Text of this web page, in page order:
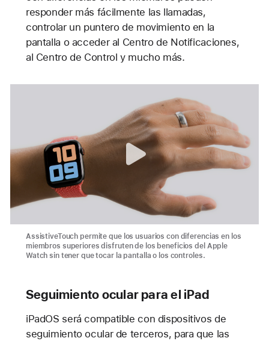
responder más fácilmente las llamadas,
controlar un puntero de movimiento en la
pantalla o acceder al Centro de Notificaciones,
al Centro de Control y mucho más.
AssistiveTouch permite que los usuarios con diferencias en los
miembros superiores disfruten de los beneficios del Apple
Watch sin tener que tocar la pantalla o los controles.
Seguimiento ocular para el iPad
iPadOS será compatible con dispositivos de
seguimiento ocular de terceros, para que las